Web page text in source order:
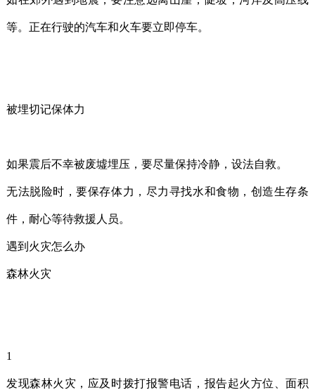
等。正在行驶的汽车和火车要立即停车。
被埋切记保体力
如果震后不幸被废墟埋压，要尽量保持冷静，设法自救。
无法脱险时，要保存体力，尽力寻找水和食物，创造生存条
件，耐心等待救援人员。
遇到火灾怎么办
森林火灾
1
发现森林火灾，应及时拨打报警电话，报告起火方位、面积